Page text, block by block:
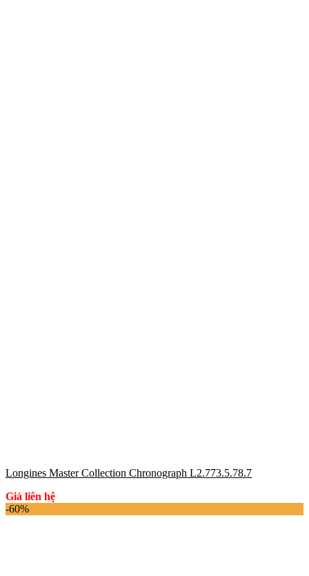
Longines Master Collection Chronograph L2.773.5.78.7
Giá liên hệ
-60%